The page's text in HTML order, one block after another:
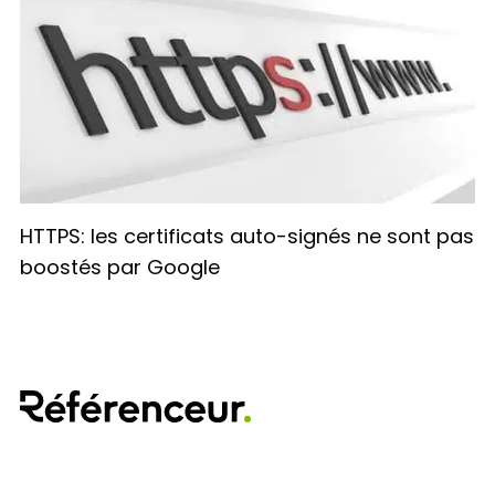
HTTPS: les certificats auto-signés ne sont pas
boostés par Google